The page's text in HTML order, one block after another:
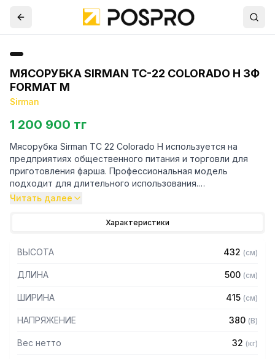
МЯСОРУБКА SIRMAN TC-22 COLORADO H 3Ф
FORMAT M
Sirman
1 200 900 тг
Мясорубка Sirman TC 22 Colorado H используется на
предприятиях общественного питания и торговли для
приготовления фарша. Профессиональная модель
подходит для длительного использования.
— Зубчатый редуктор в масляной ванне с двойной
системой защиты
— Вентилируемый двигатель с защитой IP 55 для
длительной и безотказной работы
креплением без дополнительных инструментов
обеспечения высокой производительности
Читать далее
Характеристики
ВЫСОТА 432 (см)
ДЛИНА 500 (см)
ШИРИНА 415 (см)
НАПРЯЖЕНИЕ 380 (В)
Вес нетто 32 (кг)